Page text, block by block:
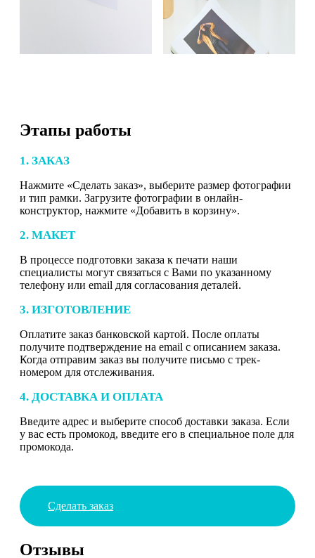
Этапы работы
1. ЗАКАЗ
Нажмите «Сделать заказ», выберите размер фотографии
и тип рамки. Загрузите фотографии в онлайн-
конструктор, нажмите «Добавить в корзину».
2. МАКЕТ
В процессе подготовки заказа к печати наши
специалисты могут связаться с Вами по указанному
телефону или email для согласования деталей.
3. ИЗГОТОВЛЕНИЕ
Оплатите заказ банковской картой. После оплаты
получите подтверждение на email с описанием заказа.
Когда отправим заказ вы получите письмо с трек-
номером для отслеживания.
4. ДОСТАВКА И ОПЛАТА
Введите адрес и выберите способ доставки заказа. Если
у вас есть промокод, введите его в специальное поле для
промокода.
Сделать заказ
Отзывы